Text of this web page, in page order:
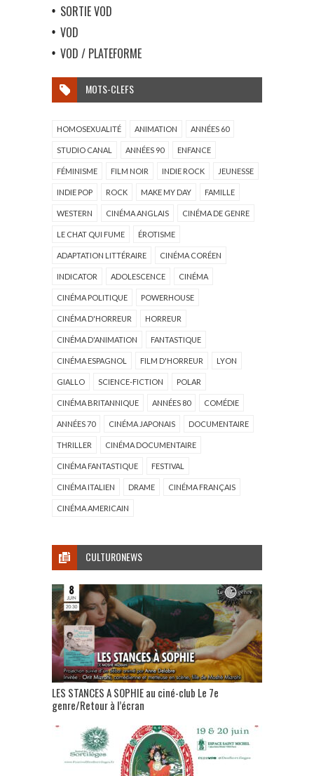
SORTIE VOD
VOD
VOD / PLATEFORME
MOTS-CLEFS
HOMOSEXUALITÉ ANIMATION ANNÉES 60
STUDIO CANAL ANNÉES 90 ENFANCE
FÉMINISME FILM NOIR INDIE ROCK JEUNESSE
INDIE POP ROCK MAKE MY DAY FAMILLE
WESTERN CINÉMA ANGLAIS CINÉMA DE GENRE
LE CHAT QUI FUME ÉROTISME
ADAPTATION LITTÉRAIRE CINÉMA CORÉEN
INDICATOR ADOLESCENCE CINÉMA
CINÉMA POLITIQUE POWERHOUSE
CINÉMA D'HORREUR HORREUR
CINÉMA D'ANIMATION FANTASTIQUE
CINÉMA ESPAGNOL FILM D'HORREUR LYON
GIALLO SCIENCE-FICTION POLAR
CINÉMA BRITANNIQUE ANNÉES 80 COMÉDIE
ANNÉES 70 CINÉMA JAPONAIS DOCUMENTAIRE
THRILLER CINÉMA DOCUMENTAIRE
CINÉMA FANTASTIQUE FESTIVAL
CINÉMA ITALIEN DRAME CINÉMA FRANÇAIS
CINÉMA AMERICAIN
CULTURONEWS
LES STANCES A SOPHIE au ciné-club Le 7e
genre/Retour à l’écran